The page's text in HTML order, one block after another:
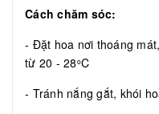
Cách chăm sóc:
- Đặt hoa nơi thoáng
từ 20 - 28oC
- Tránh nắng gắt, khói